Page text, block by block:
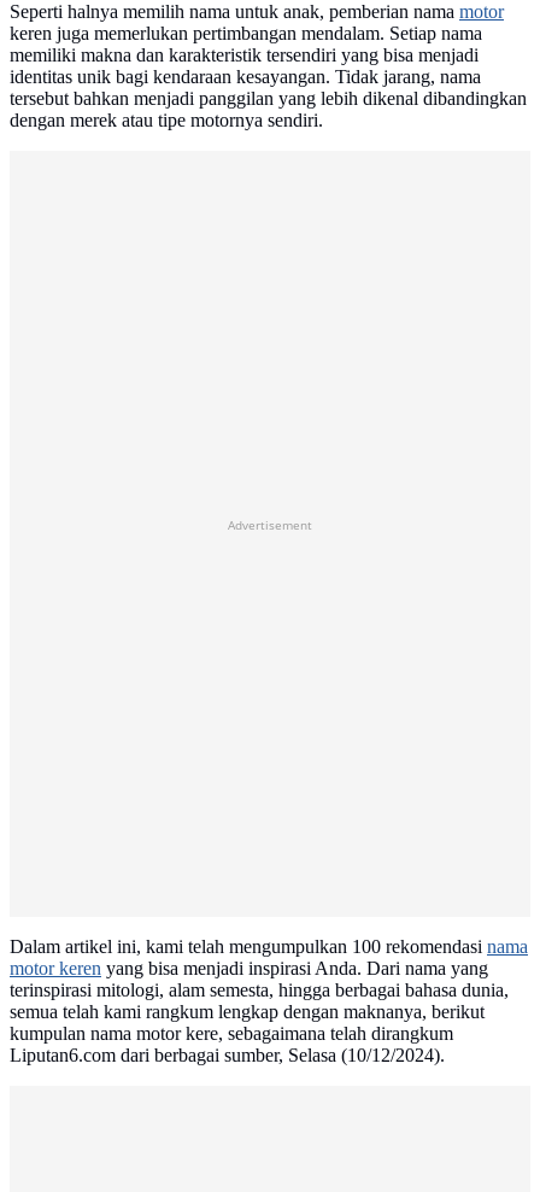
Seperti halnya memilih nama untuk anak, pemberian nama motor
keren juga memerlukan pertimbangan mendalam. Setiap nama
memiliki makna dan karakteristik tersendiri yang bisa menjadi
identitas unik bagi kendaraan kesayangan. Tidak jarang, nama
tersebut bahkan menjadi panggilan yang lebih dikenal dibandingkan
dengan merek atau tipe motornya sendiri.
Advertisement
Dalam artikel ini, kami telah mengumpulkan 100 rekomendasi nama
motor keren yang bisa menjadi inspirasi Anda. Dari nama yang
terinspirasi mitologi, alam semesta, hingga berbagai bahasa dunia,
semua telah kami rangkum lengkap dengan maknanya, berikut
kumpulan nama motor kere, sebagaimana telah dirangkum
Liputan6.com dari berbagai sumber, Selasa (10/12/2024).